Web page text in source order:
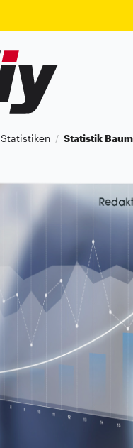
Statistiken / Statistik